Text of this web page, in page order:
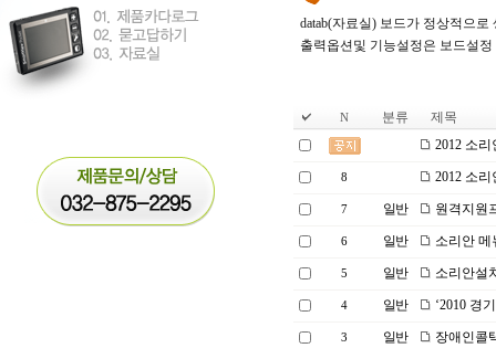
datab(자료실) 보드가 정상적으로
출력옵션및 기능설정은 보드설
N 분류
제목
2012 소
8 2012 소
7 일반 원격지원
6 일반 소리안 메
5 일반 소리안설
4 일반 ‘2010 경
3 일반 장애인콜